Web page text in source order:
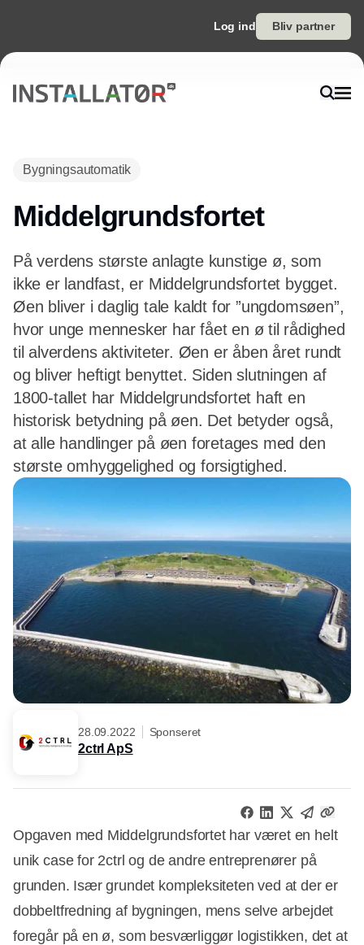
Log ind Bliv partner
Bygningsautomatik
Middelgrundsfortet
På verdens største anlagte kunstige ø, som
ikke er landfast, er Middelgrundsfortet bygget.
Øen bliver i daglig tale kaldt for ”ungdomsøen”,
hvor unge mennesker har fået en ø til rådighed
til alverdens aktiviteter. Øen er åben året rundt
og bliver heftigt benyttet. Siden slutningen af
1800-tallet har Middelgrundsfortet haft en
historisk betydning på øen. Det betyder også,
at alle handlinger på øen foretages med den
største omhyggelighed og forsigtighed.
28.09.2022 Sponseret
2ctrl ApS
Opgaven med Middelgrundsfortet har været en helt
unik case for 2ctrl og de andre entreprenører på
grunden. Især grundet kompleksiteten ved at der er
dobbeltfredning af bygningen, mens selve arbejdet
foregår på en ø, som besværliggør logistikken, det at